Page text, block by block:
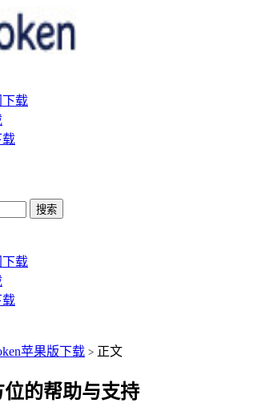
下载
载
搜索
下载
载
苹果版下载 > 正文
的帮助与支持